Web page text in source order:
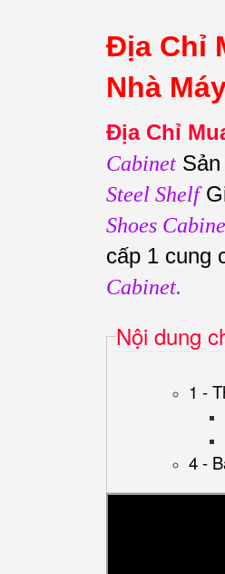
Địa Chỉ
Nhà
Địa Chỉ
Cabinet
Steel Shelf
Shoes
cấp 1 cung
Cabinet.
Nội dung
1 -
4 -